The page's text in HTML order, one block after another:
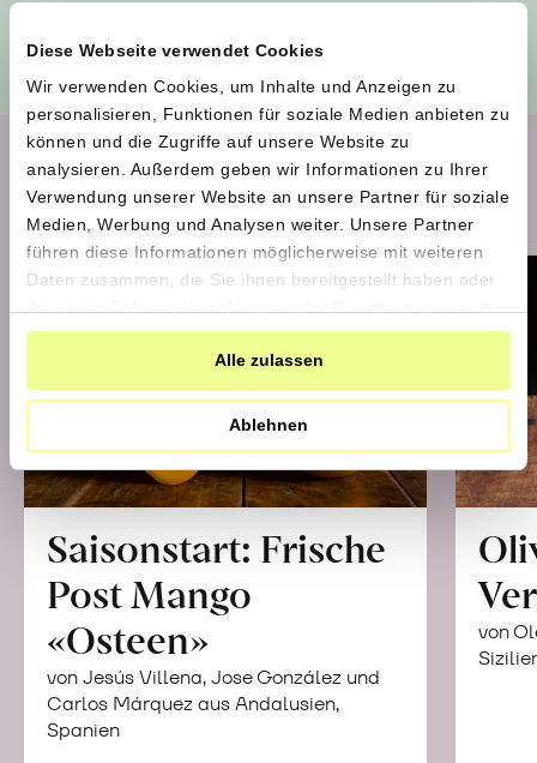
Diese Webseite verwendet Cookies
Wir verwenden Cookies, um Inhalte und Anzeigen zu
personalisieren, Funktionen für soziale Medien anbieten zu
können und die Zugriffe auf unsere Website zu
analysieren. Außerdem geben wir Informationen zu Ihrer
Verwendung unserer Website an unsere Partner für soziale
Medien, Werbung und Analysen weiter. Unsere Partner
führen diese Informationen möglicherweise mit weiteren
Daten zusammen, die Sie ihnen bereitgestellt haben oder
haben.
Alle zulassen
Ablehnen
Aktuelle Produkte im Shop
bestellen bis 25.8., Versand erste
Septemberhälfte
Saisonstart: Frische
Post Mango
«Osteen»
von Jesús Villena, Jose González und
Carlos Márquez aus Andalusien,
Spanien
von